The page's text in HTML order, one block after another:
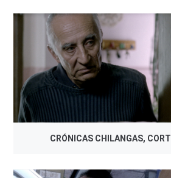
CRÓNICAS CHILANGAS,